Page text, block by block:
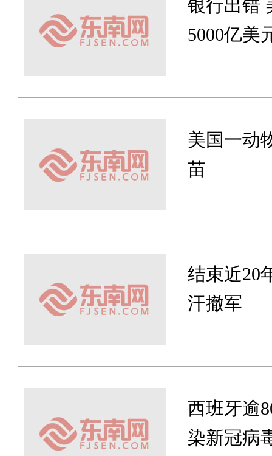
银行出错
5000亿美
美国一动
苗
结束近20
汗撤军
西班牙逾
染新冠病